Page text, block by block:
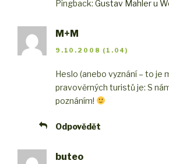
Pingback: Gustav Mahler u
M+M
9.10.2008 (1.04)
Heslo (anebo vyznání – to je
pravověrných turistů je: S
poznáním!
Odpovědět
buteo